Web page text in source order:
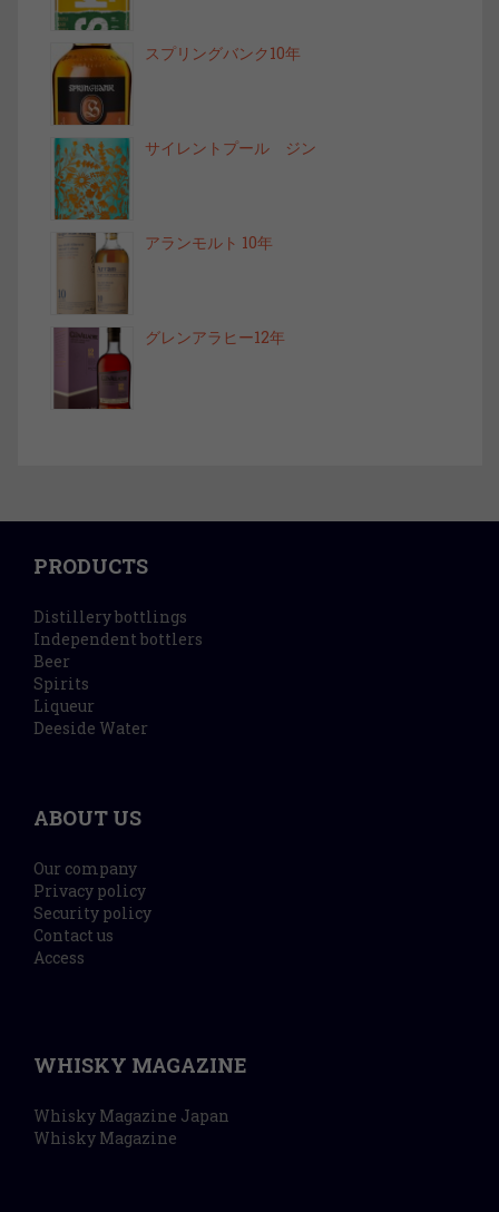
スプリングバンク10年
サイレントプール ジン
アランモルト 10年
グレンアラヒー12年
PRODUCTS
Distillery bottlings
Independent bottlers
Beer
Spirits
Liqueur
Deeside Water
ABOUT US
Our company
Privacy policy
Security policy
Contact us
Access
WHISKY MAGAZINE
Whisky Magazine Japan
Whisky Magazine